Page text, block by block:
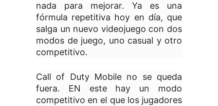
nada para mejorar. Ya es una
fórmula repetitiva hoy en día, que
salga un nuevo videojuego con dos
modos de juego, uno casual y otro
competitivo.
Call of Duty Mobile no se queda
fuera. EN este hay un modo
competitivo en el que los jugadores